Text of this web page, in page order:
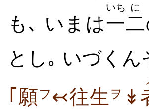
も､ いまは一
いち
二
に
とし｡ いづくん
｢願フ ↢往生 ヲ ↡